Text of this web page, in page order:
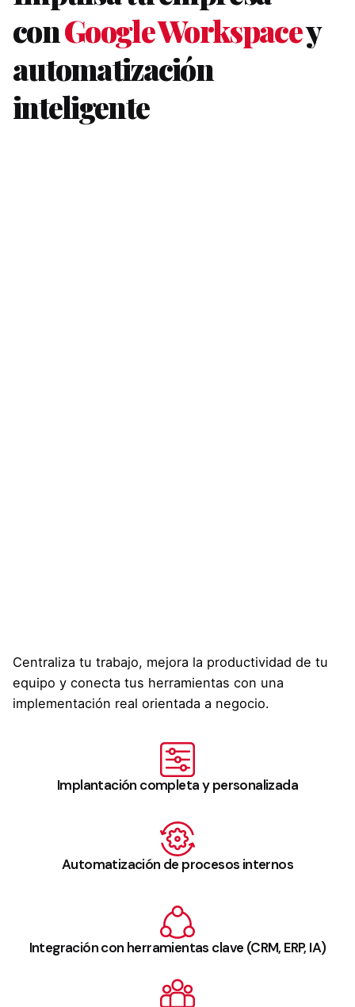
conGoogle Workspacey
automatización
inteligente
Centraliza tu trabajo, mejora la productividad de tu
equipo y conecta tus herramientas con una
implementación real orientada a negocio.
Implantación completa y personalizada
Automatización de procesos internos
Integración con herramientas clave (CRM, ERP, IA)